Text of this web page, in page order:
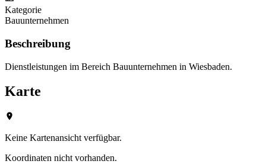
Kategorie
Bauunternehmen
Beschreibung
Dienstleistungen im Bereich Bauunternehmen in Wiesbaden.
Karte
Keine Kartenansicht verfügbar.
Koordinaten nicht vorhanden.